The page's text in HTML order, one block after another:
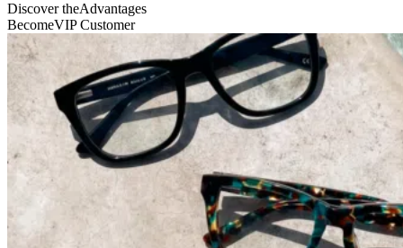
Discover theAdvantages
BecomeVIP Customer